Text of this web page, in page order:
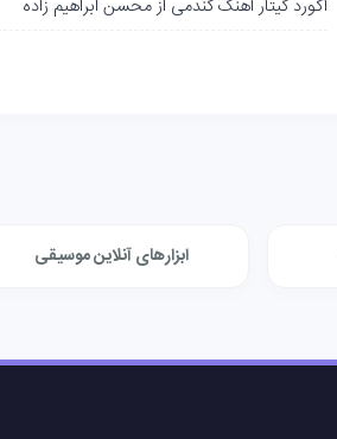
آکورد گیتار آهنگ گندمی از محسن ابراهیم زاده
ابزارهای آنلاین موسیقی